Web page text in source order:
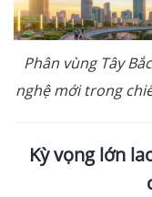
Phân vùng Tây
nghệ mới trong
Kỳ vọng lớn